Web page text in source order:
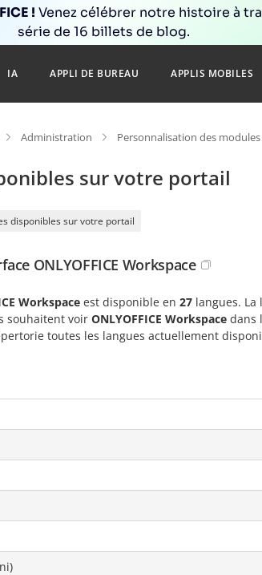
! Venez célébrer notre histoire à
série de 16 billets de blog.
IA APPLI DE BUREAU APPLIS MOBILES
Administration Personnalisation des
sur votre portail
disponibles sur votre portail
ONLYOFFICE Workspace
Workspace est disponible en 27 langues.
souhaitent voir ONLYOFFICE Workspace dans
toutes les langues actuellement